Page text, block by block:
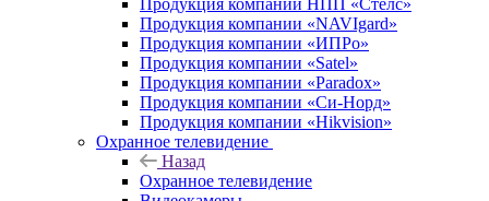
Продукция компании НПП «Стелс»
Продукция компании «NAVIgard»
Продукция компании «ИПРо»
Продукция компании «Satel»
Продукция компании «Paradox»
Продукция компании «Си-Норд»
Продукция компании «Hikvision»
Охранное телевидение
Назад
Охранное телевидение